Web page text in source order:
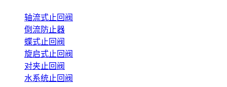
轴流式止回阀
倒流防止器
蝶式止回阀
旋启式止回阀
对夹止回阀
水系统止回阀